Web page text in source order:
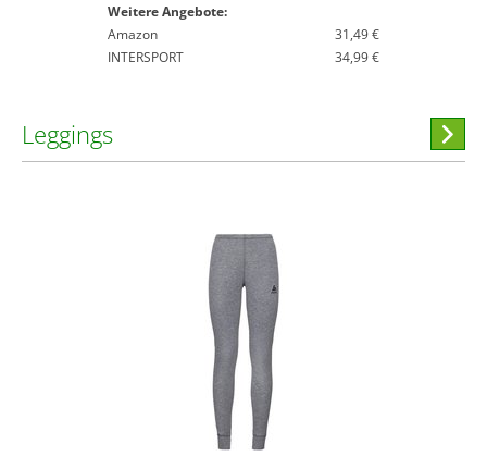
Weitere Angebote:
Amazon
31,49 €
INTERSPORT
34,99 €
Leggings